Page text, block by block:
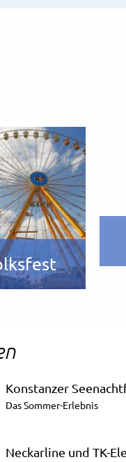
Konstanzer
Das Sommer-Erlebnis
Neckarline und TK-